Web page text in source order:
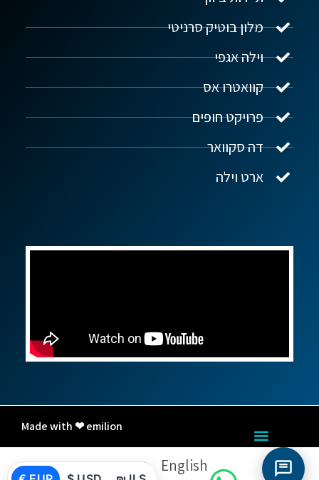
מלון בוטיק סרניטי
וילה אגפי
קוואטרו אס
פרויקט חופים
דה סקוואר
ארט וילה
Made with ❤ emilion
English עברית
נדל"ן ביוון G.R.E
שלום! איך אפשר לעזור?